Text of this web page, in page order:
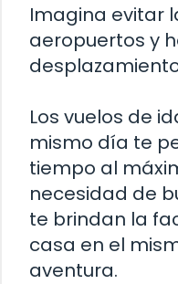
Imagina evitar
aeropuertos y
Los vuelos de
mismo día te
tiempo al
necesidad de
te brindan la
casa en el
aventura.